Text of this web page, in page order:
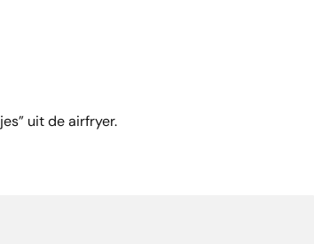
uit de airfryer.